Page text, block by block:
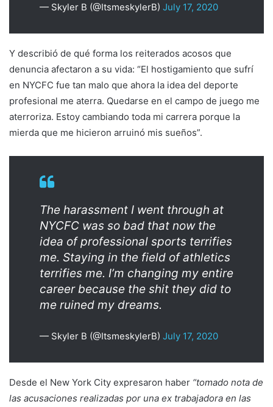
— Skyler B (@ItsmeskylerB) July 17, 2020
Y describió de qué forma los reiterados acosos que
denuncia afectaron a su vida: “El hostigamiento que sufrí
en NYCFC fue tan malo que ahora la idea del deporte
profesional me aterra. Quedarse en el campo de juego me
aterroriza. Estoy cambiando toda mi carrera porque la
mierda que me hicieron arruinó mis sueños”.
The harassment I went through at
NYCFC was so bad that now the
idea of professional sports terrifies
me. Staying in the field of athletics
terrifies me. I’m changing my entire
career because the shit they did to
me ruined my dreams.
— Skyler B (@ItsmeskylerB) July 17, 2020
Desde el New York City expresaron haber “tomado nota de
las acusaciones realizadas por una ex trabajadora en las